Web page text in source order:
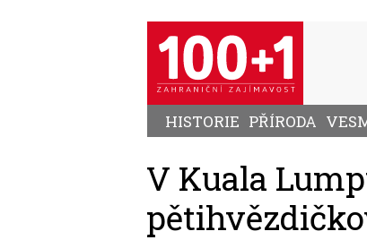
HISTORIE PŘÍRODA
V Kuala